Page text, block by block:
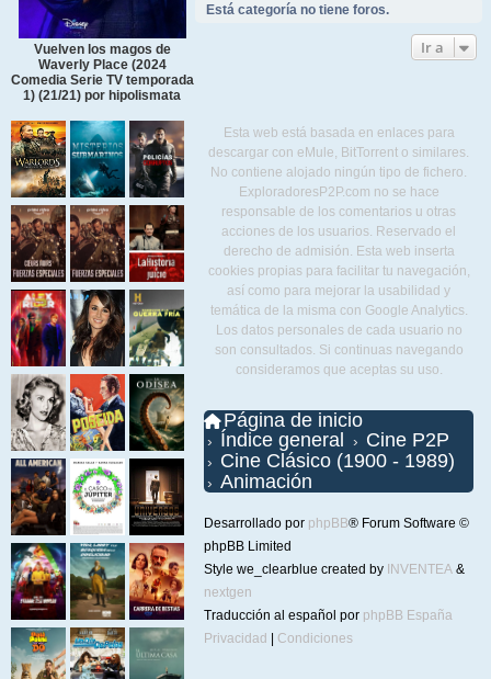
Vuelven los magos de
Waverly Place (2024
Comedia Serie TV temporada
1) (21/21) por hipolismata
Está categoría no tiene foros.
Ir a
Esta web está basada en enlaces para
descargar con eMule, BitTorrent o similares.
No contiene alojado ningún tipo de fichero.
ExploradoresP2P.com no se hace
responsable de los comentarios u otras
acciones de los usuarios. Reservado el
derecho de admisión. Esta web inserta
cookies propias para facilitar tu navegación,
así como para mejorar la usabilidad y
temática de la misma con Google Analytics.
Los datos personales de cada usuario no
son consultados. Si continuas navegando
consideramos que aceptas su uso.
Página de inicio
Índice general
Cine P2P
Cine Clásico (1900 - 1989)
Animación
Desarrollado por phpBB® Forum Software ©
phpBB Limited
Style we_clearblue created by INVENTEA &
nextgen
Traducción al español por phpBB España
Privacidad
Condiciones